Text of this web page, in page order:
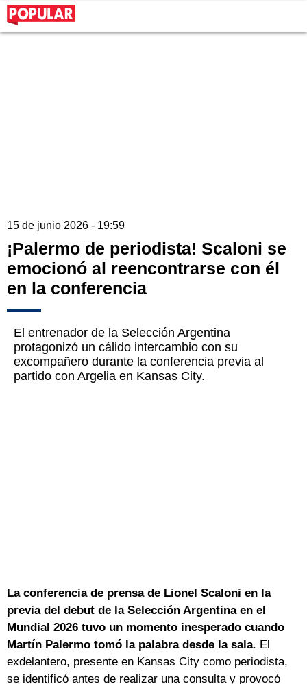
15 de junio 2026 - 19:59
¡Palermo de periodista! Scaloni se
emocionó al reencontrarse con él
en la conferencia
El entrenador de la Selección Argentina
protagonizó un cálido intercambio con su
excompañero durante la conferencia previa al
partido con Argelia en Kansas City.
La conferencia de prensa de Lionel Scaloni en la
previa del debut de la Selección Argentina en el
Mundial 2026 tuvo un momento inesperado cuando
Martín Palermo tomó la palabra desde la sala. El
exdelantero, presente en Kansas City como periodista,
se identificó antes de realizar una consulta y provocó